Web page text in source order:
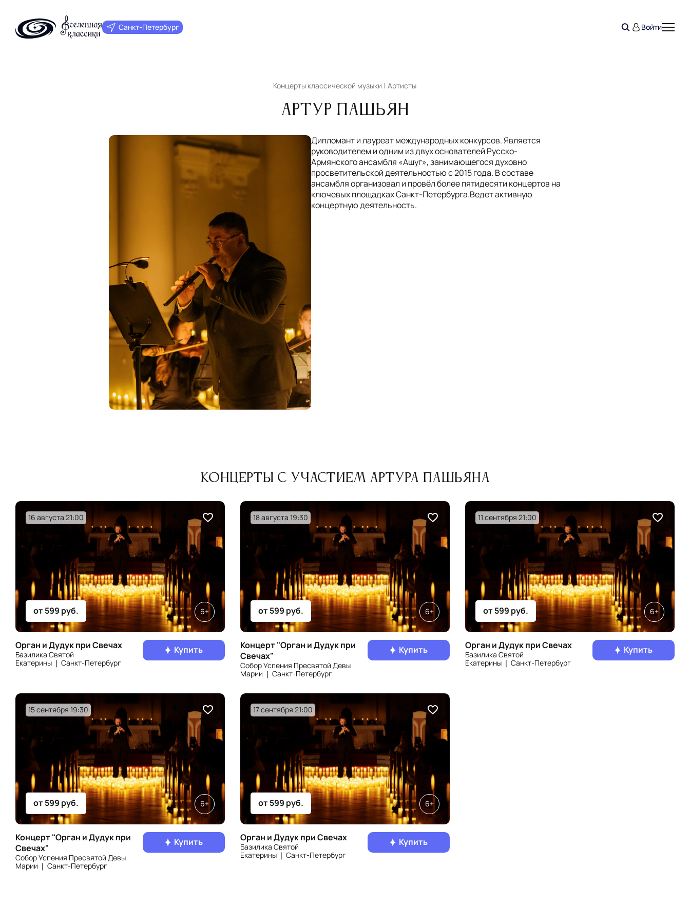
Санкт‑Петербург Войти
Концерты классической музыки Артисты
Артур Пашьян
Дипломант и лауреат международных конкурсов. Является
руководителем и одним из двух основателей Русско-
Армянского ансамбля «Ашуг», занимающегося духовно
просветительской деятельностью с 2015 года. В составе
ансамбля организовал и провёл более пятидесяти концертов на
ключевых площадках Санкт-Петербурга.Ведет активную
концертную деятельность.
Концерты с участием Артура Пашьяна
16 августа 21:00
от 599 руб. 6+
Орган и Дудук при Свечах
Базилика Святой
Екатерины ❘ Санкт‑Петербург
Купить
18 августа 19:30
от 599 руб. 6+
Концерт "Орган и Дудук при
Свечах"
Собор Успения Пресвятой Девы
Марии ❘ Санкт‑Петербург
Купить
11 сентября 21:00
от 599 руб. 6+
Орган и Дудук при Свечах
Базилика Святой
Екатерины ❘ Санкт‑Петербург
Купить
15 сентября 19:30
от 599 руб. 6+
Концерт "Орган и Дудук при
Свечах"
Собор Успения Пресвятой Девы
Марии ❘ Санкт‑Петербург
Купить
17 сентября 21:00
от 599 руб. 6+
Орган и Дудук при Свечах
Базилика Святой
Екатерины ❘ Санкт‑Петербург
Купить